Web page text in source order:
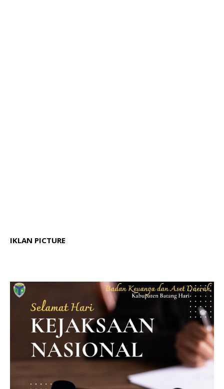
IKLAN PICTURE